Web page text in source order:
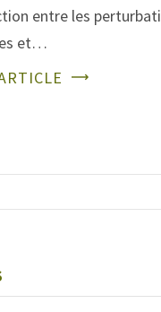
entre les
et…